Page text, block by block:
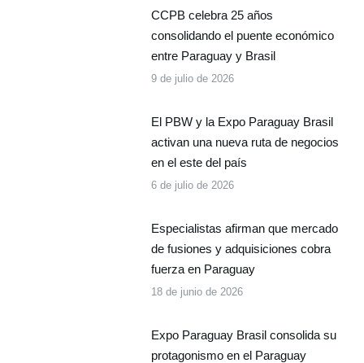
CCPB celebra 25 años
consolidando el puente económico
entre Paraguay y Brasil
9 de julio de 2026
El PBW y la Expo Paraguay Brasil
activan una nueva ruta de negocios
en el este del país
6 de julio de 2026
Especialistas afirman que mercado
de fusiones y adquisiciones cobra
fuerza en Paraguay
18 de junio de 2026
Expo Paraguay Brasil consolida su
protagonismo en el Paraguay